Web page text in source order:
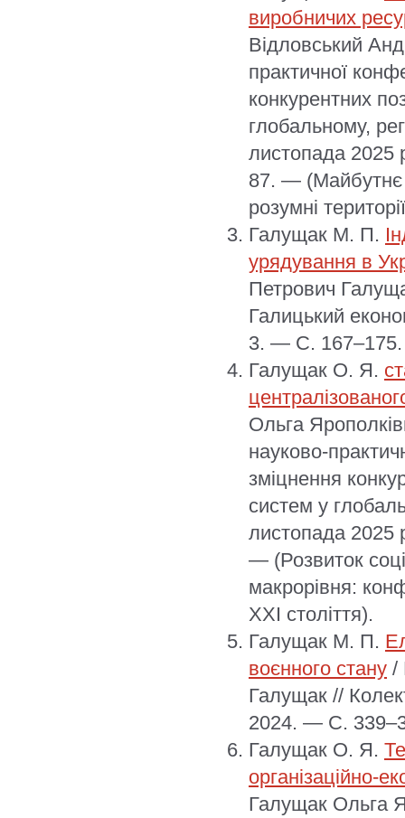
виробничих
Відловський
практичної
конкурентних
глобальному,
листопада
87. — (Майбутнє
розумні
Галущак М. П.
урядування в
Петрович
Галицький
3. — С. 167–175.
Галущак О. Я.
Ольга
науково-
зміцнення
систем у
листопада
— (Розвиток
макрорівня:
XXI століття).
Галущак М. П.
воєнного стану /
Галущак //
2024. — С.
Галущак О. Я.
організаційно-
Галущак Ольга